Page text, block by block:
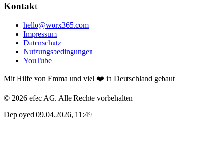
Kontakt
hello@worx365.com
Impressum
Datenschutz
Nutzungsbedingungen
YouTube
Mit Hilfe von Emma und viel ❤️ in Deutschland gebaut
© 2026 efec AG. Alle Rechte vorbehalten
Deployed 09.04.2026, 11:49